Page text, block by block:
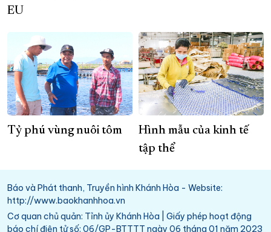
EU
Tỷ phú vùng nuôi tôm
Hình mẫu của kinh tế
tập thể
Báo và Phát thanh, Truyền hình Khánh Hòa - Website:
http://www.baokhanhhoa.vn
Cơ quan chủ quản: Tỉnh ủy Khánh Hòa | Giấy phép hoạt động
báo chí điện tử số: 06/GP-BTTTT ngày 06 tháng 01 năm 2023